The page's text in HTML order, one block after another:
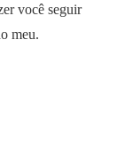
você seguir
meu.